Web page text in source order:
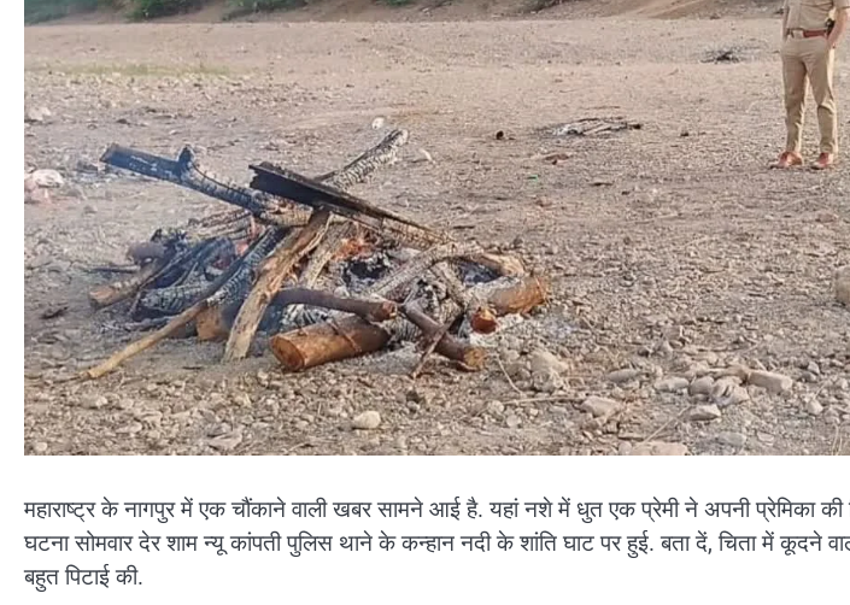
महाराष्ट्र के नागपुर में एक चौंकाने वाली खबर सामने आई है. यहां नशे में धुत एक प्रेमी ने अपनी प्रेमिका
घटना सोमवार देर शाम न्यू कांपती पुलिस थाने के कन्हान नदी के शांति घाट पर हुई. बता दें, चिता में कूदने
बहुत पिटाई की.